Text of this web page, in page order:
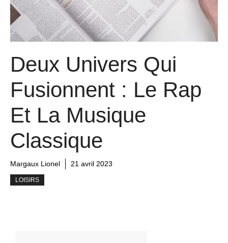
Deux Univers Qui
Fusionnent : Le Rap
Et La Musique
Classique
Margaux Lionel 21 avril 2023
LOISIRS